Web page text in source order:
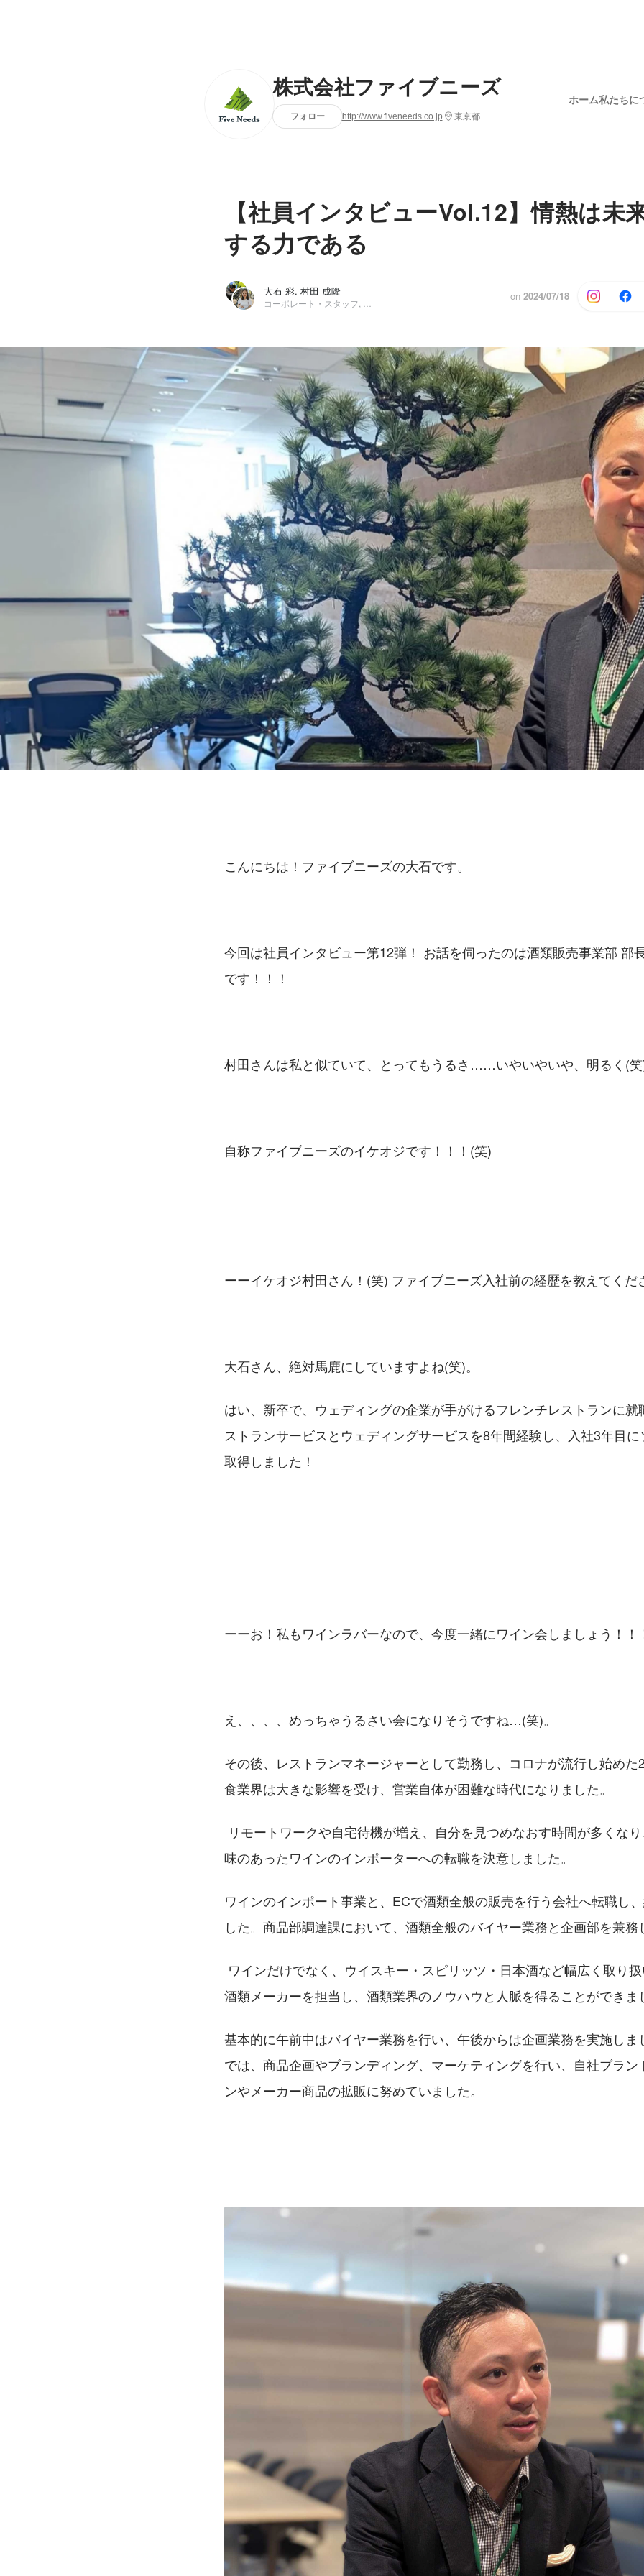
株式会社ファイブニーズ
フォロー http://www.fiveneeds.co.jp 東京都
ホーム私たちに
【社員インタビューVol.12】情熱は未
する力である
大石 彩, 村田 成隆 on 2024/07/18
こんにちは！ファイブニーズの大石です。
今回は社員インタビュー第12弾！ お話を伺ったのは酒類販売事業部 部
です！！！
村田さんは私と似ていて、とってもうるさ……いやいやいや、明るく(
自称ファイブニーズのイケオジです！！！(笑)
ーーイケオジ村田さん！(笑) ファイブニーズ入社前の経歴を教えてくだ
大石さん、絶対馬鹿にしていますよね(笑)。
はい、新卒で、ウェディングの企業が手がけるフレンチレストランに就
ストランサービスとウェディングサービスを8年間経験し、入社3年目
取得しました！
ーーお！私もワインラバーなので、今度一緒にワイン会しましょう！！
え、、、、めっちゃうるさい会になりそうですね…(笑)。
その後、レストランマネージャーとして勤務し、コロナが流行し始めた
食業界は大きな影響を受け、営業自体が困難な時代になりました。
リモートワークや自宅待機が増え、自分を見つめなおす時間が多くな
味のあったワインのインポーターへの転職を決意しました。
ワインのインポート事業と、ECで酒類全般の販売を行う会社へ転職し
した。商品部調達課において、酒類全般のバイヤー業務と企画部を兼務
ワインだけでなく、ウイスキー・スピリッツ・日本酒など幅広く取り
酒類メーカーを担当し、酒類業界のノウハウと人脈を得ることができま
基本的に午前中はバイヤー業務を行い、午後からは企画業務を実施しま
では、商品企画やブランディング、マーケティングを行い、自社ブラン
ンやメーカー商品の拡販に努めていました。
株式会社ファイブニーズ / コーポレート・スタッフ